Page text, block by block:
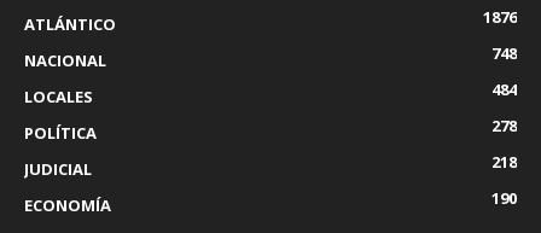
ATLÁNTICO
1876
NACIONAL
748
LOCALES
484
POLÍTICA
278
JUDICIAL
218
ECONOMÍA
190